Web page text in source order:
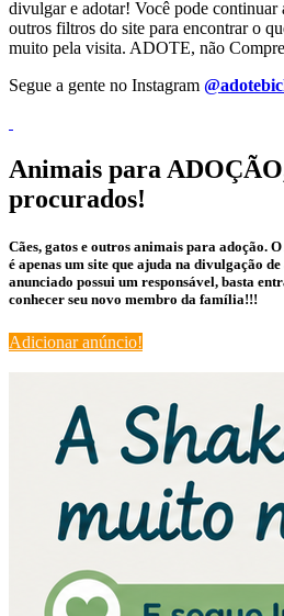
divulgar e adotar! Você pode continuar
outros filtros do site para encontrar o
muito pela visita. ADOTE, não
Segue a gente no Instagram
Animais para
procurados!
Cães, gatos e outros animais para adoção.
é apenas um site que ajuda na divulgação
anunciado possui um responsável, basta
conhecer seu novo membro da família!!!
Adicionar anúncio!